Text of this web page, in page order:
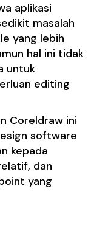
aplikasi
masalah
yang lebih
hal ini tidak
untuk
editing
Coreldraw ini
software
kepada
dan
yang